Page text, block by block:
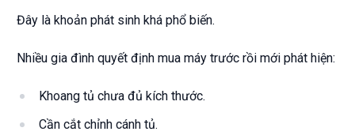
Đây là khoản phát sinh khá phổ biến.
Nhiều gia đình quyết định mua máy trước rồi mới phát hiện:
Khoang tủ chưa đủ kích thước.
Cần cắt chỉnh cánh tủ.